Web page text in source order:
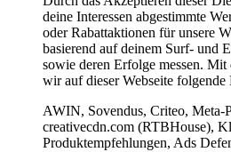
deine Interessen abgestimmte
oder Rabattaktionen für unsere
basierend auf deinem Surf- und
sowie deren Erfolge messen.
wir auf dieser Webseite folgende
AWIN, Sovendus, Criteo,
creativecdn.com (RTBHouse),
Produktempfehlungen, Ads